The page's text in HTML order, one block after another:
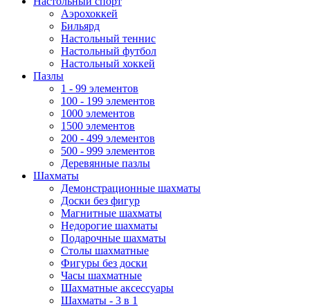
Аэрохоккей
Бильярд
Настольный теннис
Настольный футбол
Настольный хоккей
Пазлы
1 - 99 элементов
100 - 199 элементов
1000 элементов
1500 элементов
200 - 499 элементов
500 - 999 элементов
Деревянные пазлы
Шахматы
Демонстрационные шахматы
Доски без фигур
Магнитные шахматы
Недорогие шахматы
Подарочные шахматы
Столы шахматные
Фигуры без доски
Часы шахматные
Шахматные аксессуары
Шахматы - 3 в 1